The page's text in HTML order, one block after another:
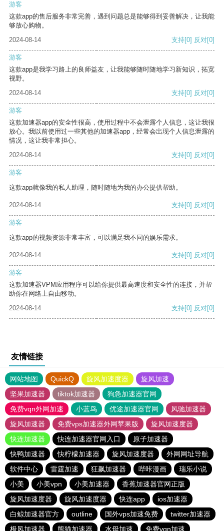
游客
这款app的售后服务非常完善，遇到问题总是能够得到妥善解决，让我能
够放心购物。
2024-08-14
支持[0] 反对[0]
游客
这款app是我学习路上的良师益友，让我能够随时随地学习新知识，拓宽
视野。
2024-08-14
支持[0] 反对[0]
游客
这款加速器app的安全性很高，使用过程中不会泄露个人信息，这让我很
放心。我以前使用过一些其他的加速器app，经常会出现个人信息泄露的
情况，这让我非常担心。
2024-08-14
支持[0] 反对[0]
游客
这款app就像我的私人助理，随时随地为我的办公提供帮助。
2024-08-14 支持[0] 反对[0]
游客
这款app的视频资源非常丰富，可以满足我不同的娱乐需求。
2024-08-14 支持[0] 反对[0]
游客
这款加速器VPM应用程序可以给你提供最高速度和安全性的连接，并帮
助你在网络上自由移动。
2024-08-14
支持[0] 反对[0]
友情链接
网站地图 QuickQ 旋风加速度器
旋风加速
坚果加速器
tiktok加速器
狗急加速器官网
免费vqn外网加速
小蓝鸟 优途加速器官网
风驰加速器
旋风加速器
免费vps加速器外网苹果版
旋风加速度器
快连加速器
快连加速器官网入口
原子加速器
快鸭加速器
快柠檬加速器 旋风加速度器
外网网址导航
软件中心
雷霆加速 狂飙加速器 哔咔漫画
瑞乐小说
小美
小美vpn 小美加速器
香蕉加速器官网正版
旋风加速度器
旋风加速度器 快连app
ios加速器
白鲸加速器官方
outline 国外vps加速免费
twitter加速器
极风加速器
熊猫加速器 水母加速 免费vqn加速